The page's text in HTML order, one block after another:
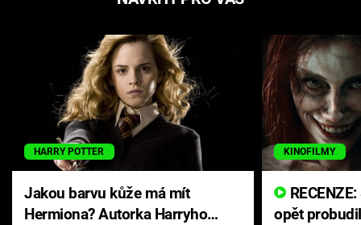
HARRY POTTER
Jakou barvu kůže má mít
Hermiona? Autorka Harryho
KINOFILMY
opět